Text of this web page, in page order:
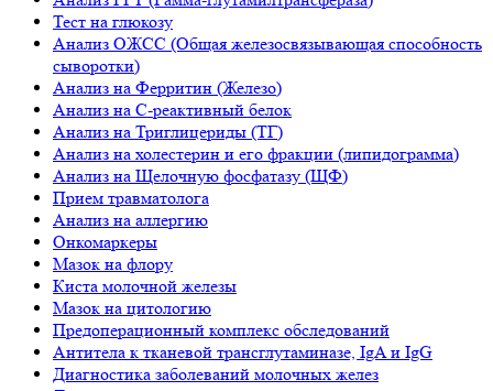
Тест на глюкозу
Анализ ОЖСС (Общая железосвязывающая способность
сыворотки)
Анализ на Ферритин (Железо)
Анализ на С-реактивный белок
Анализ на Триглицериды (ТГ)
Анализ на холестерин и его фракции (липидограмма)
Анализ на Щелочную фосфатазу (ЩФ)
Прием травматолога
Анализ на аллергию
Онкомаркеры
Мазок на флору
Киста молочной железы
Мазок на цитологию
Предоперационный комплекс обследований
Антитела к тканевой трансглутаминазе, IgA и IgG
Диагностика заболеваний молочных желез